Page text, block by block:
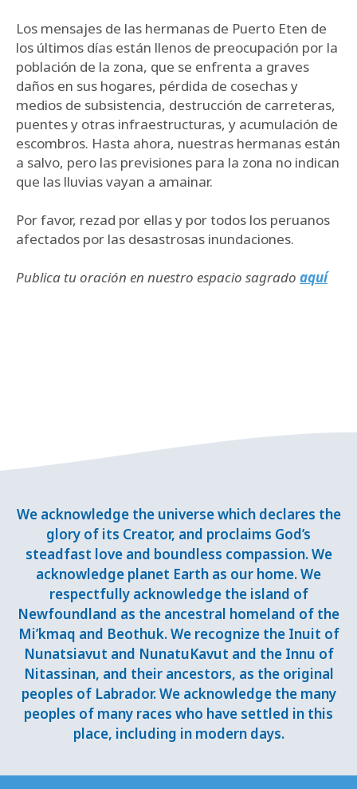
Los mensajes de las hermanas de Puerto Eten de
los últimos días están llenos de preocupación por la
población de la zona, que se enfrenta a graves
daños en sus hogares, pérdida de cosechas y
medios de subsistencia, destrucción de carreteras,
puentes y otras infraestructuras, y acumulación de
escombros. Hasta ahora, nuestras hermanas están
a salvo, pero las previsiones para la zona no indican
que las lluvias vayan a amainar.
Por favor, rezad por ellas y por todos los peruanos
afectados por las desastrosas inundaciones.
Publica tu oración en nuestro espacio sagrado aquí
We acknowledge the universe which declares the
glory of its Creator, and proclaims God’s
steadfast love and boundless compassion. We
acknowledge planet Earth as our home. We
respectfully acknowledge the island of
Newfoundland as the ancestral homeland of the
Mi’kmaq and Beothuk. We recognize the Inuit of
Nunatsiavut and NunatuKavut and the Innu of
Nitassinan, and their ancestors, as the original
peoples of Labrador. We acknowledge the many
peoples of many races who have settled in this
place, including in modern days.